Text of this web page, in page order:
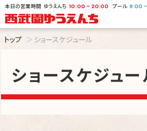
本日の営業時間 ゆうえんち 10:00 ~ 20:00 プール 9:00 ~
トップ ショースケジュール
ショースケジュー